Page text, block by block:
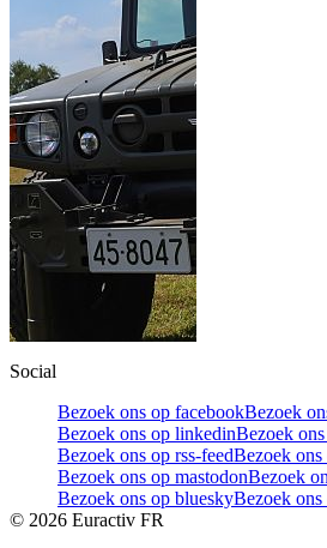
Social
Bezoek ons op facebookBezoek
Bezoek ons op linkedinBezoek
Bezoek ons op rss-feedBezoek ons
Bezoek ons op mastodonBezoek
Bezoek ons op blueskyBezoek ons
© 2026 Euractiv FR